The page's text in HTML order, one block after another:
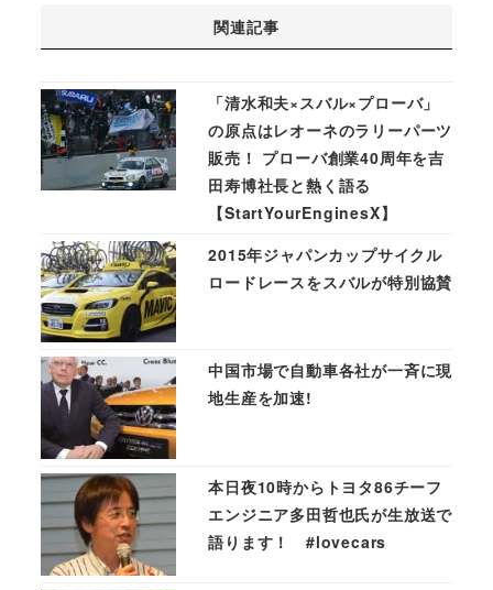
関連記事
「清水和夫×スバル×プローバ」
の原点はレオーネのラリーパーツ
販売！ プローバ創業40周年を吉
田寿博社長と熱く語る
【StartYourEnginesX】
2015年ジャパンカップサイクル
ロードレースをスバルが特別協賛
中国市場で自動車各社が一斉に現
地生産を加速!
本日夜10時からトヨタ86チーフ
エンジニア多田哲也氏が生放送で
語ります！ #lovecars